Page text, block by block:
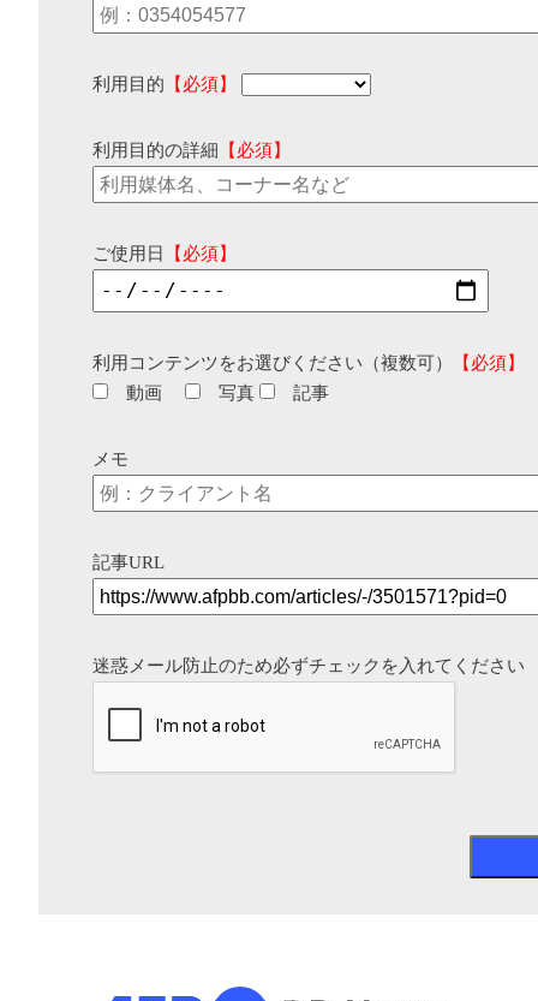
利用目的 【必須】
利用目的の詳細 【必須】
ご使用日 【必須】
利用コンテンツをお選びください（複数可）
【必須】
動画
写真 記事
メモ
記事URL
迷惑メール防止のため必ずチェックを入れてください